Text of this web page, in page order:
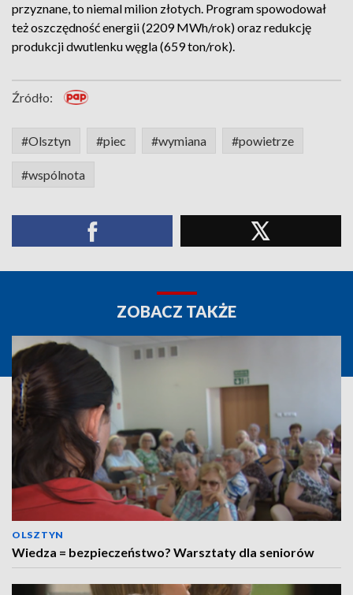
przyznane, to niemal milion złotych. Program spowodował
też oszczędność energii (2209 MWh/rok) oraz redukcję
produkcji dwutlenku węgla (659 ton/rok).
Źródło:
#Olsztyn #piec #wymiana #powietrze
#wspólnota
ZOBACZ TAKŻE
OLSZTYN
Wiedza = bezpieczeństwo? Warsztaty dla seniorów